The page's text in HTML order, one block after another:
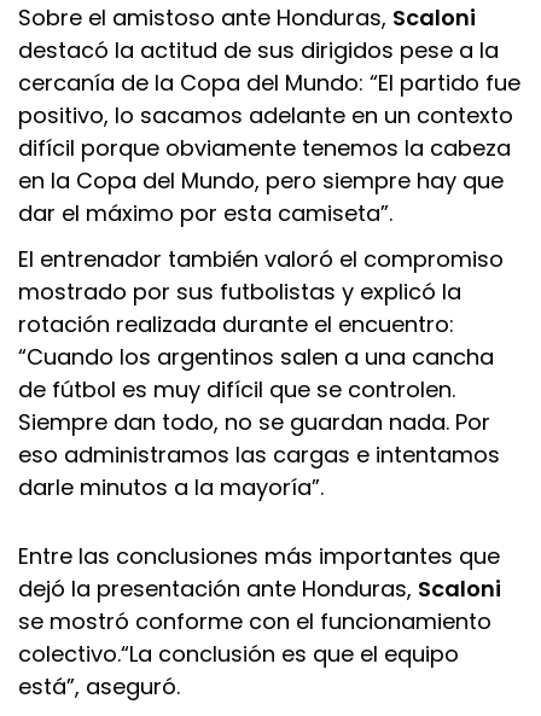
Sobre el amistoso ante Honduras, Scaloni
destacó la actitud de sus dirigidos pese a la
cercanía de la Copa del Mundo: “El partido fue
positivo, lo sacamos adelante en un contexto
difícil porque obviamente tenemos la cabeza
en la Copa del Mundo, pero siempre hay que
dar el máximo por esta camiseta”.
El entrenador también valoró el compromiso
mostrado por sus futbolistas y explicó la
rotación realizada durante el encuentro:
“Cuando los argentinos salen a una cancha
de fútbol es muy difícil que se controlen.
Siempre dan todo, no se guardan nada. Por
eso administramos las cargas e intentamos
darle minutos a la mayoría”.
Entre las conclusiones más importantes que
dejó la presentación ante Honduras, Scaloni
se mostró conforme con el funcionamiento
colectivo.“La conclusión es que el equipo
está”, aseguró.